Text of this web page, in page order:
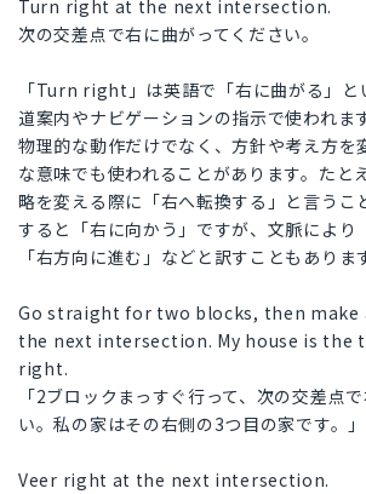
Turn right at the next intersection.
次の交差点で右に曲がってください。
「Turn right」は英語で「右に曲がる」と
道案内やナビゲーションの指示で使われま
物理的な動作だけでなく、方針や考え方を
な意味でも使われることがあります。たと
略を変える際に「右へ転換する」と言うこ
すると「右に向かう」ですが、文脈により
「右方向に進む」などと訳すこともありま
Go straight for two blocks, then
the next intersection. My house is the
right.
「2ブロックまっすぐ行って、次の交差点
い。私の家はその右側の3つ目の家です。」
Veer right at the next intersection.